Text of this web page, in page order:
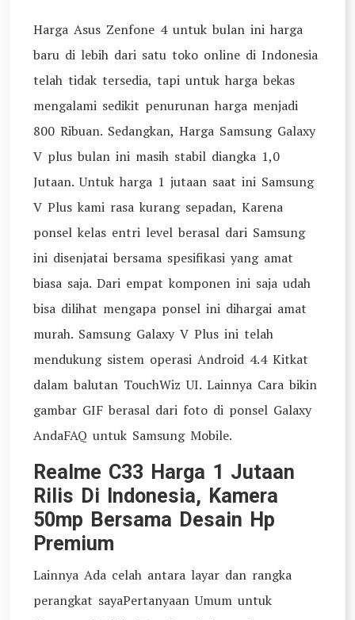
Harga Asus Zenfone 4 untuk bulan ini harga
baru di lebih dari satu toko online di Indonesia
telah tidak tersedia, tapi untuk harga bekas
mengalami sedikit penurunan harga menjadi
800 Ribuan. Sedangkan, Harga Samsung Galaxy
V plus bulan ini masih stabil diangka 1,0
Jutaan. Untuk harga 1 jutaan saat ini Samsung
V Plus kami rasa kurang sepadan, Karena
ponsel kelas entri level berasal dari Samsung
ini disenjatai bersama spesifikasi yang amat
biasa saja. Dari empat komponen ini saja udah
bisa dilihat mengapa ponsel ini dihargai amat
murah. Samsung Galaxy V Plus ini telah
mendukung sistem operasi Android 4.4 Kitkat
dalam balutan TouchWiz UI. Lainnya Cara bikin
gambar GIF berasal dari foto di ponsel Galaxy
AndaFAQ untuk Samsung Mobile.
Realme C33 Harga 1 Jutaan
Rilis Di Indonesia, Kamera
50mp Bersama Desain Hp
Premium
Lainnya Ada celah antara layar dan rangka
perangkat sayaPertanyaan Umum untuk